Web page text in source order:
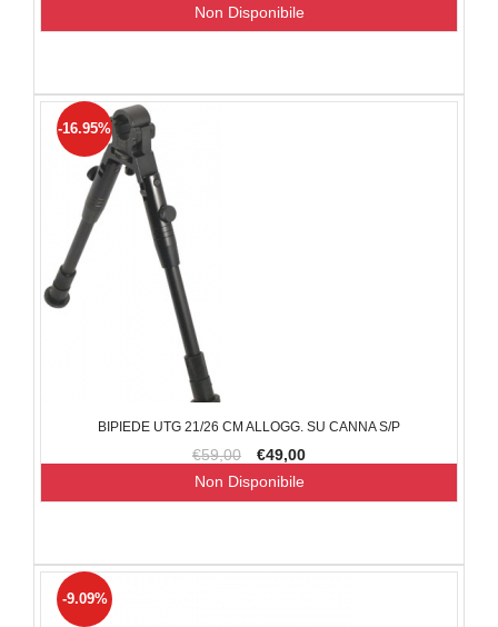
Non Disponibile
BIPIEDE UTG 21/26 CM ALLOGG. SU CANNA S/P
€59,00 €49,00
-16.95%
Non Disponibile
-9.09%